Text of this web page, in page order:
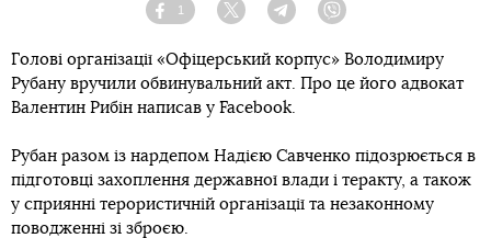
Facebook
1
Twitter TelegramViber
Голові організації «Офіцерський корпус» Володимиру
Рубану вручили обвинувальний акт. Про це його адвокат
Валентин Рибін написав у Facebook.
Рубан разом із нардепом Надією Савченко підозрюється в
підготовці захоплення державної влади і теракту, а також
у сприянні терористичній організації та незаконному
поводженні зі зброєю.